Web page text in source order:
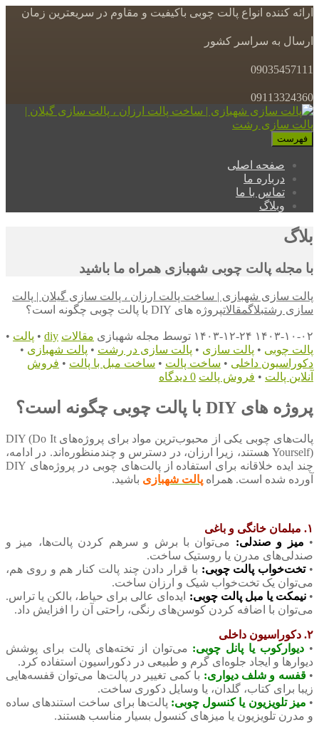
ارائه کننده انواع پالت چوبی باکیفیت و مقاوم در سریعترین زمان
ارسال به سراسر کشور
09035457111
09113324360
فهرست
صفحه اصلی
درباره ما
تماس با ما
وبلاگ
بلاگ
با مجله پالت چوبی شهبازی همراه ما باشید
پالت سازی شهبازی | ساخت پالت ارزان ، پالت سازی گیلان | پالت
سازی رشتبلاگمقالاتپروژه های DIY با پالت چوبی چگونه است؟
۱۴۰۳-۱۰-۰۲ ۱۴۰۳-۱۲-۲۴ توسط مجله شهبازی مقالات diy
• پالت •
پالت چوبی • پالت سازی • پالت سازی در رشت • پالت شهبازی •
دکوراسیون داخلی • ساخت پالت • ساخت مبل با پالت • فروش
آنلاین پالت • فروش پالت 0 دیدگاه
پروژه های DIY با پالت چوبی چگونه است؟
پالت‌های چوبی یکی از محبوب‌ترین مواد برای پروژه‌های DIY (Do It
Yourself) هستند، زیرا ارزان، در دسترس و چندمنظوره‌اند. در ادامه،
چند ایده خلاقانه برای استفاده از پالت‌های چوبی در پروژه‌های DIY
آورده شده است. همراه پالت شهبازی باشید.
۱. مبلمان خانگی و باغی
• میز و صندلی: می‌توان با برش و سرهم کردن پالت‌ها، میز و
صندلی‌های مدرن یا روستیک ساخت.
•تخت‌خواب پالت چوبی: با قرار دادن چند پالت کنار هم و روی هم،
می‌توان یک تخت‌خواب شیک و ارزان ساخت.
• نیمکت یا مبل پالت چوبی: ایده‌ای عالی برای حیاط، بالکن یا تراس.
می‌توان با اضافه کردن کوسن‌های رنگی، راحتی آن را افزایش داد.
۲. دکوراسیون داخلی
• دیوارکوب یا پانل چوبی: می‌توان از تخته‌های پالت برای پوشش
دیوارها و ایجاد جلوه‌ای گرم و طبیعی در دکوراسیون استفاده کرد.
•قفسه و شلف دیواری: با کمی تغییر در پالت‌ها می‌توان قفسه‌هایی
زیبا برای کتاب، گلدان، یا وسایل دکوری ساخت.
• میز تلویزیون یا کنسول چوبی: پالت‌ها برای ساخت استندهای ساده
و مدرن تلویزیون یا میزهای کنسول بسیار مناسب هستند.